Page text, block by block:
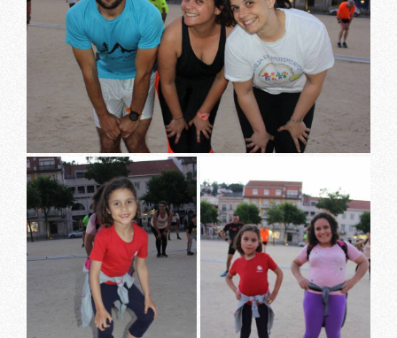
NEWSLETTER
Nome
Email*
ENVIAR